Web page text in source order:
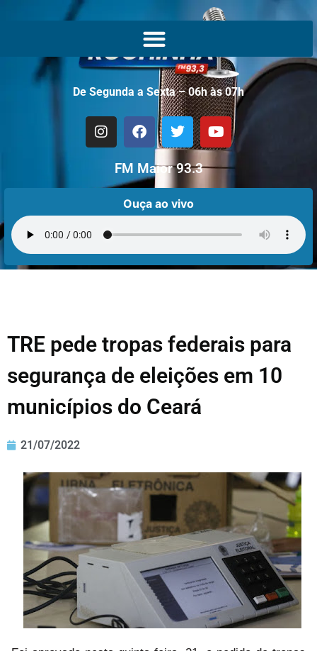
De Segunda a Sexta – 06h às 07h
FM Maior 93.3
Ouça ao vivo
TRE pede tropas federais para
segurança de eleições em 10
municípios do Ceará
21/07/2022